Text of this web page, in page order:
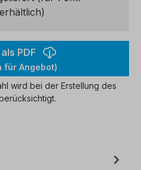
PDF
für Angebot)
wird bei der Erstellung des